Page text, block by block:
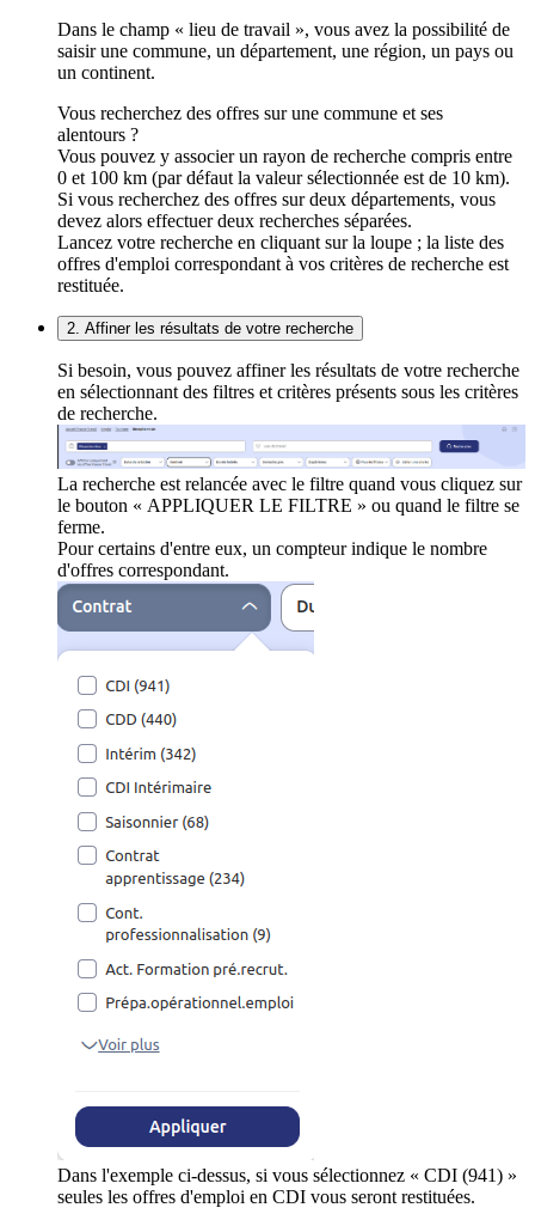
Dans le champ « lieu de travail », vous avez la possibilité de
saisir une commune, un département, une région, un pays ou
un continent.
Vous recherchez des offres sur une commune et ses
alentours ?
Vous pouvez y associer un rayon de recherche compris entre
0 et 100 km (par défaut la valeur sélectionnée est de 10 km).
Si vous recherchez des offres sur deux départements, vous
devez alors effectuer deux recherches séparées.
Lancez votre recherche en cliquant sur la loupe ; la liste des
offres d'emploi correspondant à vos critères de recherche est
restituée.
2. Affiner les résultats de votre recherche
Si besoin, vous pouvez affiner les résultats de votre recherche
en sélectionnant des filtres et critères présents sous les critères
de recherche.
La recherche est relancée avec le filtre quand vous cliquez sur
le bouton « APPLIQUER LE FILTRE » ou quand le filtre se
ferme.
Pour certains d'entre eux, un compteur indique le nombre
d'offres correspondant.
Dans l'exemple ci-dessus, si vous sélectionnez « CDI (941) »
seules les offres d'emploi en CDI vous seront restituées.